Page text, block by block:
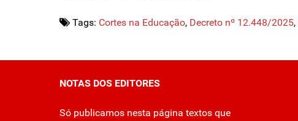
Tags: Cortes na Educação, Decreto nº 12.448/2025,
NOTAS DOS EDITORES
Só publicamos nesta página textos que